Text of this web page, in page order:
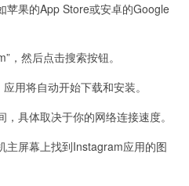
果的App Store或安卓的Google
然后点击搜索按钮。
用将自动开始下载和安装。
具体取决于你的网络连接速度。
屏幕上找到Instagram应用的图